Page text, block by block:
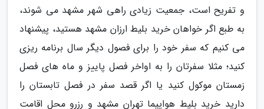
و تفریح است، جمعیت زیادی راهی شهر مشهد می شوند،
به طبع اگر خواهان خرید بلیط ارزان مشهد هستید، پیشنهاد
می کنیم که سفر خود را برای فصول دیگر سال برنامه ریزی
کنید؛ مثلا سفرتان را به اواخر فصل پاییز و ماه های فصل
زمستان موکول کنید یا اگر قصد سفر در فصل تابستان را
دارید خرید بلیط هواپیما تهران مشهد و رزرو محل اقامت